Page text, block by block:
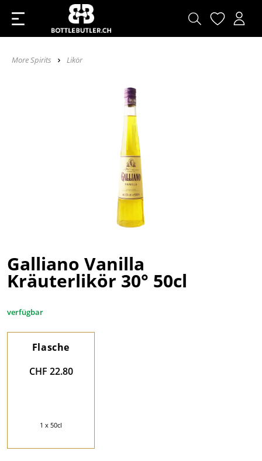
More Spirits Likör
Galliano Vanilla
Kräuterlikör 30° 50cl
verfügbar
Flasche
CHF 22.80
1 x 50cl